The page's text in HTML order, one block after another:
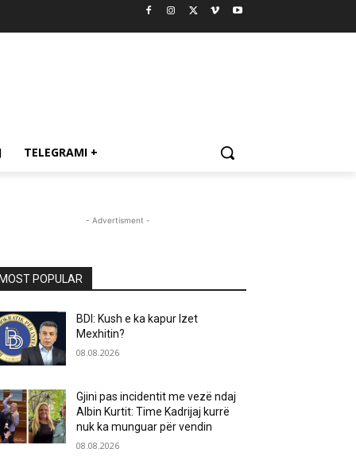
TELEGRAMI +
- Advertisment -
MOST POPULAR
BDI: Kush e ka kapur Izet
Mexhitin?
08.08.2026
Gjini pas incidentit me vezë ndaj
Albin Kurtit: Time Kadrijaj kurrë
nuk ka munguar për vendin
08.08.2026